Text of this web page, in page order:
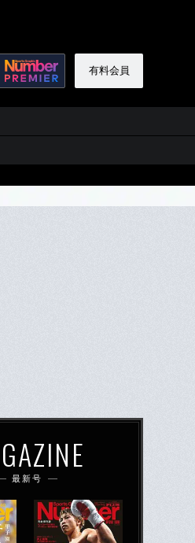
有料会員
最新号